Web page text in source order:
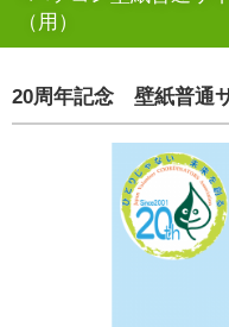
（用）
20周年記念 壁紙普通